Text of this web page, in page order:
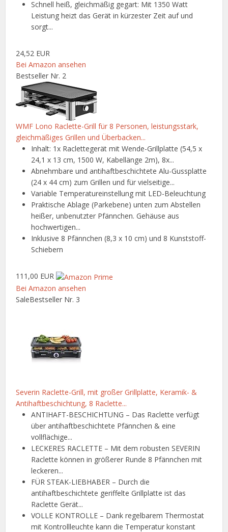
Schnell heiß, gleichmäßig gegart: Mit 1350 Watt
Leistung heizt das Gerät in kürzester Zeit auf und
sorgt...
24,52 EUR
Bei Amazon ansehen
Bestseller Nr. 2
WMF Lono Raclette-Grill für 8 Personen, leistungsstark,
gleichmäßiges Grillen und Überbacken...
Inhalt: 1x Raclettegerät mit Wende-Grillplatte (54,5 x
24,1 x 13 cm, 1500 W, Kabellänge 2m), 8x...
Abnehmbare und antihaftbeschichtete Alu-Gussplatte
(24 x 44 cm) zum Grillen und für vielseitige...
Variable Temperatureinstellung mit LED-Beleuchtung
Praktische Ablage (Parkebene) unten zum Abstellen
heißer, unbenutzter Pfännchen. Gehäuse aus
hochwertigen...
Inklusive 8 Pfännchen (8,3 x 10 cm) und 8 Kunststoff-
Schiebern
111,00 EUR
Bei Amazon ansehen
SaleBestseller Nr. 3
Severin Raclette-Grill, mit großer Grillplatte, Keramik- &
Antihaftbeschichtung, 8 Raclette...
ANTIHAFT-BESCHICHTUNG – Das Raclette verfügt
über antihaftbeschichtete Pfännchen & eine
vollflächige...
LECKERES RACLETTE – Mit dem robusten SEVERIN
Raclette können in größerer Runde 8 Pfännchen mit
leckeren...
FÜR STEAK-LIEBHABER – Durch die
antihaftbeschichtete geriffelte Grillplatte ist das
Raclette Gerät...
VOLLE KONTROLLE – Dank regelbarem Thermostat
mit Kontrollleuchte kann die Temperatur konstant